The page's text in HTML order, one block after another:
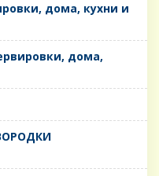
дома, кухни и
дома,